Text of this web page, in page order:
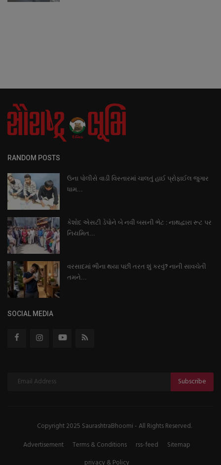
RANDOM POSTS
ઉના પોલીસે વાડી વિસ્તારમાં ચાલતું હાઈ પ્રોફાઈલ જુગાર
ધામ...
કેશોદ એસટી ડેપોને બે નવી બસની ભેટ : નાથદ્વારા રૂટ પર
નિયમિત...
વરસાદમાં ભીના થયા પછી તરત શું કરવું? નાની સાવચેતી
તમને...
SOCIAL MEDIA
Subscribe
Copyright 2025 SaurashtraBhoomi - All Rights Reserved.
Advertisement
Terms & Conditions rss-feed
Sitemap
privacy & Policy